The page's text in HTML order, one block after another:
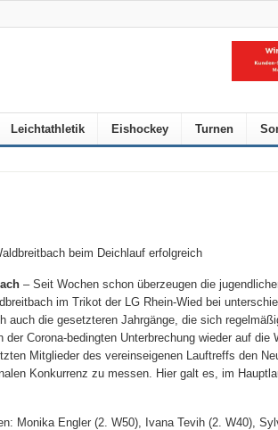
Leichtathletik Eishockey Turnen
beim Deichlauf erfolgreich
– Seit Wochen schon überzeugen die
im Trikot der LG Rhein-Wied bei
auch die gesetzteren Jahrgänge, die sich
der Corona-bedingten Unterbrechung wieder auf die
Mitglieder des vereinseigenen Lauftreffs den
Konkurrenz zu messen. Hier galt es, im
Monika Engler (2. W50), Ivana Tevih (2. W40),